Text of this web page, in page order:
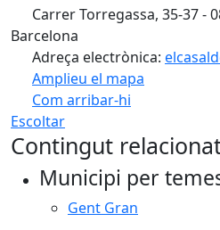
Carrer Torregassa, 35-37 -
Barcelona
Adreça electrònica:
Amplieu el mapa
Com arribar-hi
+
−
Escoltar
Contingut
Municipi per
Gent Gran